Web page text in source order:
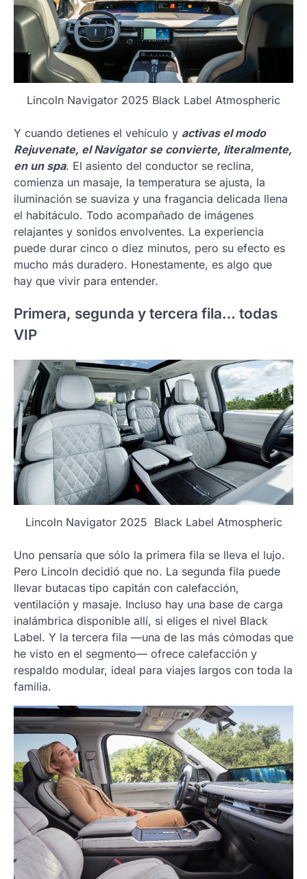
Lincoln Navigator 2025 Black Label Atmospheric
Y cuando detienes el vehículo y activas el modo
Rejuvenate, el Navigator se convierte, literalmente,
en un spa. El asiento del conductor se reclina,
comienza un masaje, la temperatura se ajusta, la
iluminación se suaviza y una fragancia delicada llena
el habitáculo. Todo acompañado de imágenes
relajantes y sonidos envolventes. La experiencia
puede durar cinco o diez minutos, pero su efecto es
mucho más duradero. Honestamente, es algo que
hay que vivir para entender.
Primera, segunda y tercera fila… todas
VIP
Lincoln Navigator 2025 Black Label Atmospheric
Uno pensaría que sólo la primera fila se lleva el lujo.
Pero Lincoln decidió que no. La segunda fila puede
llevar butacas tipo capitán con calefacción,
ventilación y masaje. Incluso hay una base de carga
inalámbrica disponible allí, si eliges el nivel Black
Label. Y la tercera fila —una de las más cómodas que
he visto en el segmento— ofrece calefacción y
respaldo modular, ideal para viajes largos con toda la
familia.